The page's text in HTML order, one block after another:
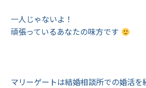
一人じゃないよ！
頑張っているあなたの味方です
マリーゲートは結婚相談所での婚活を